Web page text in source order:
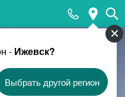
- Ижевск?
Выбрать другой регион
в Ижевске